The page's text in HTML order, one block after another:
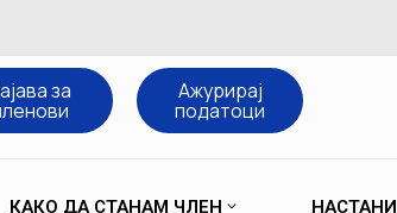
за Ажурирај
податоци
КАКО ДА СТАНАМ ЧЛЕН НАСТАНИ